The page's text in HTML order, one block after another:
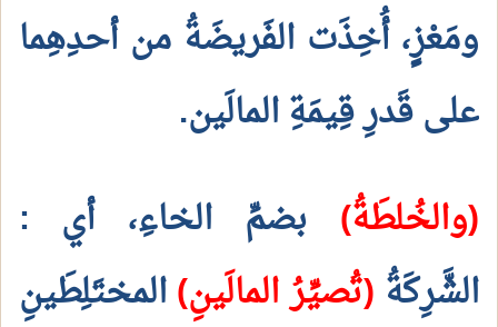
ومَعْزٍ، أُخِذَت الفَريضَةُ من أحدِهِما
على قَدرِ قِيمَةِ المالَين.
(والخُلطَةُ) بضمِّ الخاءِ، أي :
الشَّرِكَةُ (تُصيِّرُ المالَينِ)المختَلِطَينِ